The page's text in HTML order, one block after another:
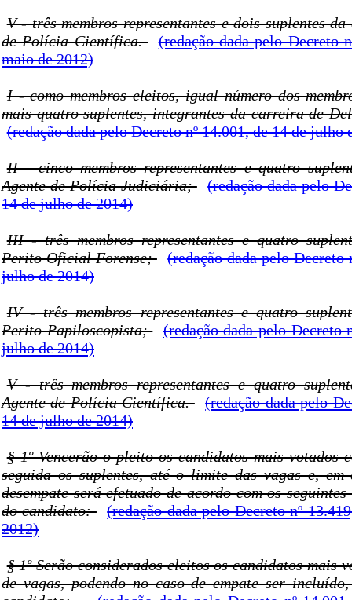
V - três membros representantes e dois suplentes
de Polícia Científica.
(redação dada pelo Decreto
maio de 2012)
I - como membros eleitos, igual número dos
mais quatro suplentes, integrantes da carreira de
(redação dada pelo Decreto nº 14.001, de 14 de julho
II - cinco membros representantes e quatro
Agente de Polícia Judiciária;
(redação dada pelo
14 de julho de 2014)
III - três membros representantes e quatro
Perito Oficial Forense;
(redação dada pelo Decreto
julho de 2014)
IV - três membros representantes e quatro
Perito Papiloscopista;
(redação dada pelo Decreto
julho de 2014)
V - três membros representantes e quatro
Agente de Polícia Científica.
(redação dada pelo
14 de julho de 2014)
§ 1º Vencerão o pleito os candidatos mais votados
seguida os suplentes, até o limite das vagas e, em
desempate será efetuado de acordo com os
do candidato:
(redação dada pelo Decreto nº
2012)
§ 1º Serão considerados eleitos os candidatos mais
de vagas, podendo no caso de empate ser incluído,